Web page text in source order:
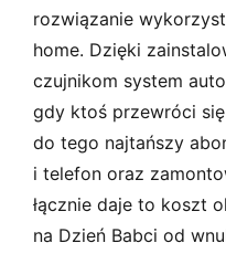
rozwiązanie
home. Dzięki
czujnikom system
gdy ktoś przewróci
do tego najtańszy
i telefon oraz
łącznie daje to koszt
na Dzień Babci od